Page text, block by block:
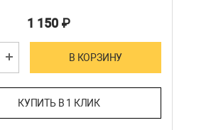
1 150₽
В КОРЗИНУ
КУПИТЬ В 1 КЛИК